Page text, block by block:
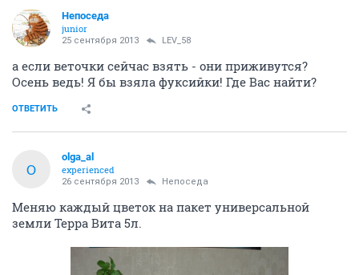
Непоседа
junior
25 сентября 2013 LEV_58
а если веточки сейчас взять - они приживутся?
Осень ведь! Я бы взяла фуксийки! Где Вас найти?
ОТВЕТИТЬ
O
olga_al
experienced
26 сентября 2013 Непоседа
Меняю каждый цветок на пакет универсальной
земли Терра Вита 5л.